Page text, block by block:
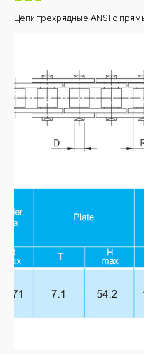
Цепи трёхрядные ANSI с